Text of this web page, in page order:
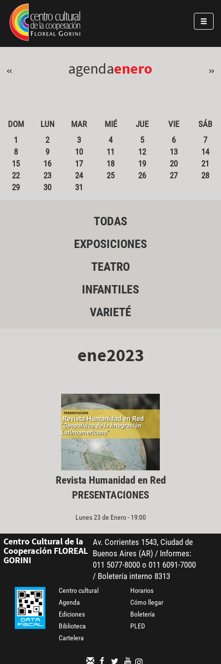
Pasar al contenido principal
Jump to main content
« agendaenero »
DOM LUN MAR MIÉ JUE VIE
SÁB
1
2 3 4 5 6
7
8
9 10 11 12 13
14
15
16 17 18 19 20
21
22
23 24 25 26 27
28
29
30 31
TODAS
EXPOSICIONES
TEATRO
INFANTILES
VARIETÉ
ene2023
Revista Humanidad en Red
PRESENTACIONES
Lunes 23 de Enero - 19:00
Centro Cultural de la
Cooperación FLOREAL
GORINI
Av. Corrientes 1543, Ciudad de
Buenos Aires (AR) / Informes:
011 5077-8000 o 011 6091-7000
/ Boletería interno 8313
Centro cultural
Agenda
Ediciones
Biblioteca
Cartelera
Horarios
Cómo llegar
Boletería
PLED